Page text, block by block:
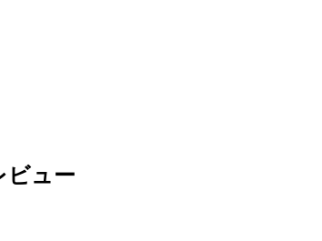
ビュー